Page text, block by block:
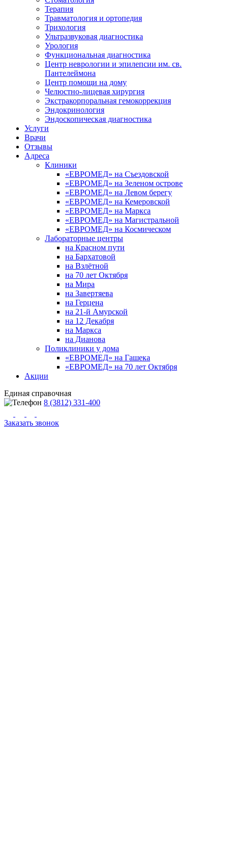
Терапия
Травматология и ортопедия
Трихология
Ультразвуковая диагностика
Урология
Функциональная диагностика
Центр неврологии и эпилепсии им. св.
Пантелеймона
Центр помощи на дому
Челюстно-лицевая хирургия
Экстракорпоральная гемокоррекция
Эндокринология
Эндоскопическая диагностика
Услуги
Врачи
Отзывы
Адреса
Клиники
«ЕВРОМЕД» на Съездовской
«ЕВРОМЕД» на Зеленом острове
«ЕВРОМЕД» на Левом берегу
«ЕВРОМЕД» на Кемеровской
«ЕВРОМЕД» на Маркса
«ЕВРОМЕД» на Магистральной
«ЕВРОМЕД» на Космическом
Лабораторные центры
на Красном пути
на Бархатовой
на Взлётной
на 70 лет Октября
на Мира
на Завертяева
на Герцена
на 21-й Амурской
на 12 Декабря
на Маркса
на Дианова
Поликлиники у дома
«ЕВРОМЕД» на Гашека
«ЕВРОМЕД» на 70 лет Октября
Акции
Единая справочная
8 (3812) 331-400
Заказать звонок